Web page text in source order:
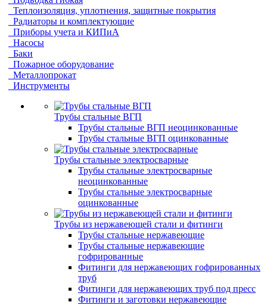
Теплоизоляция, уплотнения, защитные покрытия
Радиаторы и комплектующие
Приборы учета и КИПиА
Насосы
Баки
Пожарное оборудование
Металлопрокат
Инструменты
Трубы стальные ВГП
Трубы стальные ВГП неоцинкованные
Трубы стальные ВГП оцинкованные
Трубы стальные электросварные
Трубы стальные электросварные
неоцинкованные
Трубы стальные электросварные
оцинкованные
Трубы из нержавеющей стали и фитинги
Трубы стальные нержавеющие
Трубы стальные нержавеющие
гофрированные
Фитинги для нержавеющих гофрированных
труб
Фитинги для нержавеющих труб под пресс
Фитинги и заготовки нержавеющие